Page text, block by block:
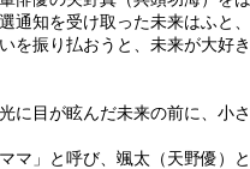
通知を受け取った未来はふと
を振り払おうと、未来が大好
に目が眩んだ未来の前に、小
マ」と呼び、颯太（天野優）